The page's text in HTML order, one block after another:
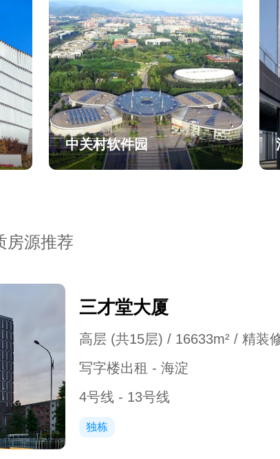
中关村软件园
房源推荐
三才堂大厦
高层 (共15层) / 16633m² / 精装
写字楼出租 - 海淀
4号线 - 13号线
独栋